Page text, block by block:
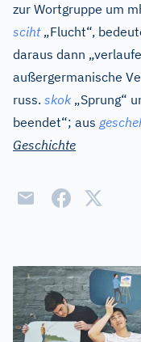
zur Wortgruppe um
sciht„Flucht“,
daraus dann
außergermanische
russ. skok „Sprung“
beendet“; aus
Geschichte